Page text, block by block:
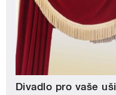
Divadlo pro vaše uši